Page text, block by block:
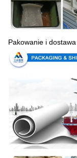
Pakowanie i dostawa